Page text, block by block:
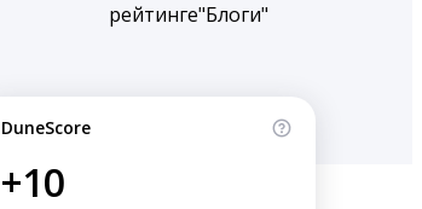
рейтинге"Блоги"
DuneScore
+10